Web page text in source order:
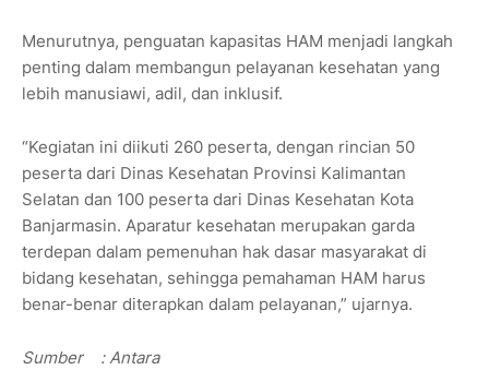
Menurutnya, penguatan kapasitas HAM menjadi langkah
penting dalam membangun pelayanan kesehatan yang
lebih manusiawi, adil, dan inklusif.
“Kegiatan ini diikuti 260 peserta, dengan rincian 50
peserta dari Dinas Kesehatan Provinsi Kalimantan
Selatan dan 100 peserta dari Dinas Kesehatan Kota
Banjarmasin. Aparatur kesehatan merupakan garda
terdepan dalam pemenuhan hak dasar masyarakat di
bidang kesehatan, sehingga pemahaman HAM harus
benar-benar diterapkan dalam pelayanan,” ujarnya.
Sumber: Antara